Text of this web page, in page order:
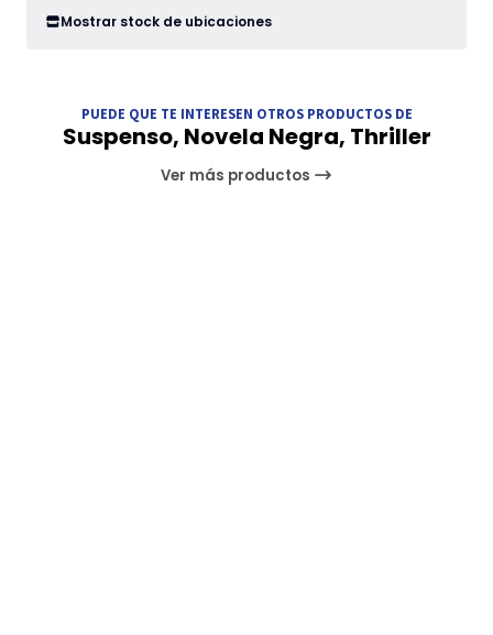
Mostrar stock de ubicaciones
PUEDE QUE TE INTERESEN OTROS PRODUCTOS DE
Suspenso, Novela Negra, Thriller
Ver más productos